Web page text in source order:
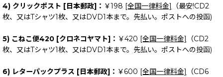
4) クリックポスト [日本郵政]： ￥198 [全国一律料金]
（最安!CD2
枚、又はTシャツ1枚、又はDVD1本まで。先払い。ポストへの投函)
5) こねこ便420 [クロネコヤマト]： ￥420 [全国一律料金]
（CD2
枚、又はTシャツ1枚、又はDVD1本まで。先払い。ポストへの投函)
6) レターパックプラス [日本郵政]： ￥600 [全国一律料金]
（CD6